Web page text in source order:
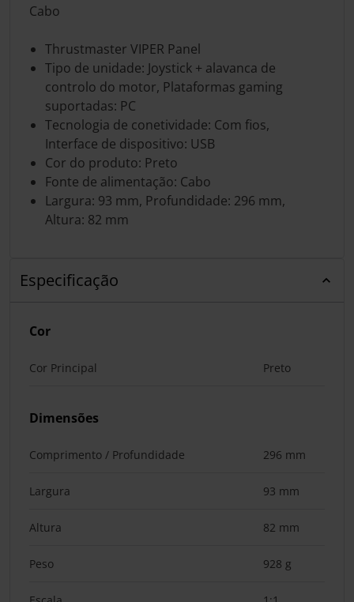
Cabo
Thrustmaster VIPER Panel
Tipo de unidade: Joystick + alavanca de
controlo do motor, Plataformas gaming
suportadas: PC
Tecnologia de conetividade: Com fios,
Interface de dispositivo: USB
Cor do produto: Preto
Fonte de alimentação: Cabo
Largura: 93 mm, Profundidade: 296 mm,
Altura: 82 mm
Especificação
Cor
Cor Principal Preto
Dimensões
Comprimento / Profundidade 296 mm
Largura 93 mm
Altura 82 mm
Peso 928 g